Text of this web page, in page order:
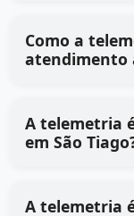
Como a
atendimento
A telemetria
em São
A telemetria